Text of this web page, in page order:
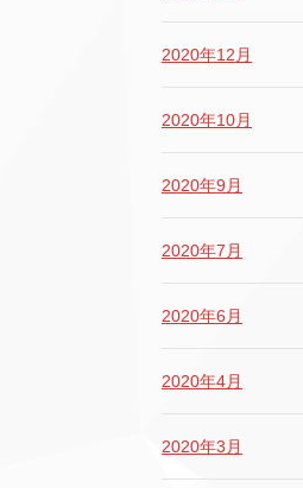
2020年12月
2020年10月
2020年9月
2020年7月
2020年6月
2020年4月
2020年3月